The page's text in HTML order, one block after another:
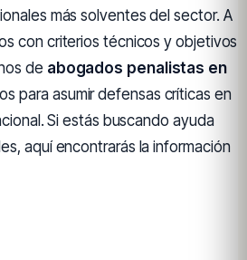
más solventes del sector. A
con criterios técnicos y objetivos
de abogados penalistas en
para asumir defensas críticas en
Si estás buscando ayuda
aquí encontrarás la información